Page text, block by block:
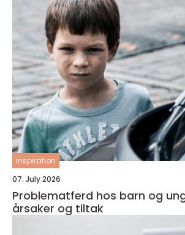
inspiration
07. July 2026
Problematferd hos barn og
årsaker og tiltak